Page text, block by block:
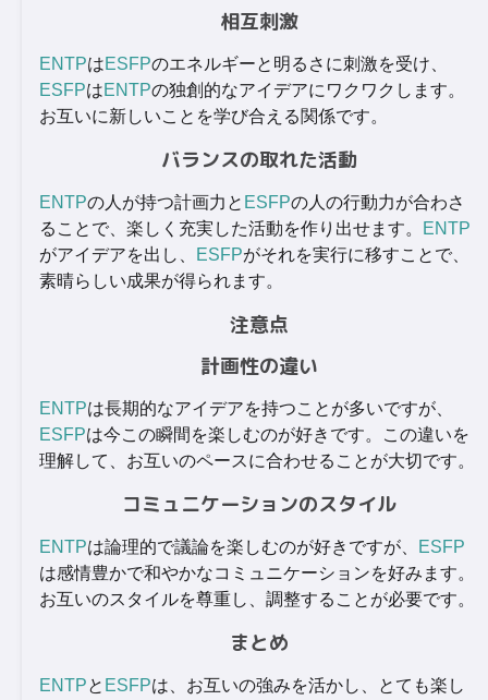
相互刺激
ENTPはESFPのエネルギーと明るさに刺激を受け、
ESFPはENTPの独創的なアイデアにワクワクします。
お互いに新しいことを学び合える関係です。
バランスの取れた活動
ENTPの人が持つ計画力と ESFPの人の行動力が合わさ
ることで、楽しく充実した活動を作り出せます。
ENTP
がアイデアを出し、
ESFPがそれを実行に移すことで、
素晴らしい成果が得られます。
注意点
計画性の違い
ENTPは長期的なアイデアを持つことが多いですが、
ESFPは今この瞬間を楽しむのが好きです。この違いを
理解して、お互いのペースに合わせることが大切です。
コミュニケーションのスタイル
ENTPは論理的で議論を楽しむのが好きですが、
ESFP
は感情豊かで和やかなコミュニケーションを好みます。
お互いのスタイルを尊重し、調整することが必要です。
まとめ
ENTPと ESFPは、お互いの強みを活かし、とても楽し